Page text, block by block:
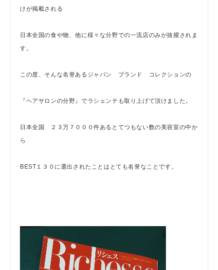
けが掲載される
日本全国の食や物、他に様々な分野での一流店のみが抜擢されま
す。
この度、そんな名誉あるジャパン ブランド コレクションの
『ヘアサロンの分野』でラシェンテも取り上げて頂けました。
日本全国 ２３万７０００件あるとてつもない数の美容室の中か
ら
BEST１３０に選出されたことはとても名誉なことです。